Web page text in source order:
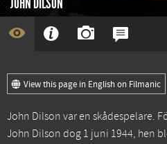
View this page in English on Filmanic
John Dilson var en skådespelare.
John Dilson dog 1 juni 1944, hen